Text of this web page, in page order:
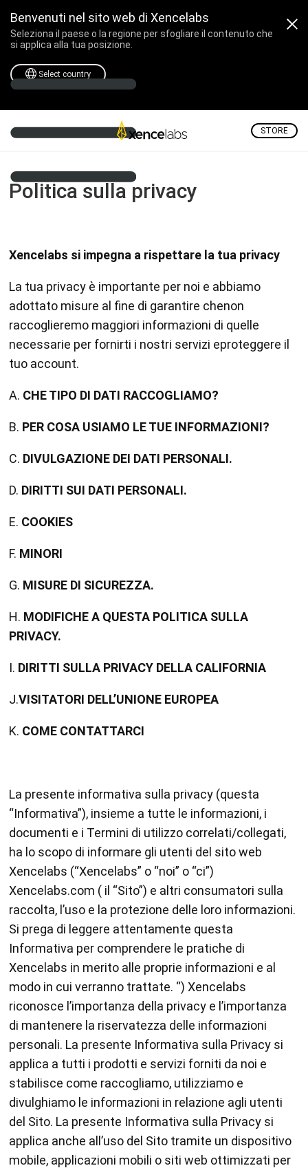
Benvenuti nel sito web di Xencelabs
Seleziona il paese o la regione per sfogliare il contenuto che
si applica alla tua posizione.
Select country
STORE
Politica sulla privacy
Xencelabs si impegna a rispettare la tua privacy
La tua privacy è importante per noi e abbiamo
adottato misure al fine di garantire chenon
raccoglieremo maggiori informazioni di quelle
necessarie per fornirti i nostri servizi eproteggere il
tuo account.
A. CHE TIPO DI DATI RACCOGLIAMO?
B. PER COSA USIAMO LE TUE INFORMAZIONI?
C. DIVULGAZIONE DEI DATI PERSONALI.
D. DIRITTI SUI DATI PERSONALI.
E. COOKIES
F. MINORI
G. MISURE DI SICUREZZA.
H. MODIFICHE A QUESTA POLITICA SULLA
PRIVACY.
I. DIRITTI SULLA PRIVACY DELLA CALIFORNIA
J.VISITATORI DELL’UNIONE EUROPEA
K. COME CONTATTARCI
La presente informativa sulla privacy (questa
“Informativa”), insieme a tutte le informazioni, i
documenti e i Termini di utilizzo correlati/collegati,
ha lo scopo di informare gli utenti del sito web
Xencelabs (“Xencelabs” o “noi” o “ci”)
Xencelabs.com ( il “Sito”) e altri consumatori sulla
raccolta, l’uso e la protezione delle loro informazioni.
Si prega di leggere attentamente questa
Informativa per comprendere le pratiche di
Xencelabs in merito alle proprie informazioni e al
modo in cui verranno trattate. “) Xencelabs
riconosce l’importanza della privacy e l’importanza
di mantenere la riservatezza delle informazioni
personali. La presente Informativa sulla Privacy si
applica a tutti i prodotti e servizi forniti da noi e
stabilisce come raccogliamo, utilizziamo e
divulghiamo le informazioni in relazione agli utenti
del Sito. La presente Informativa sulla Privacy si
applica anche all’uso del Sito tramite un dispositivo
mobile, applicazioni mobili o siti web ottimizzati per